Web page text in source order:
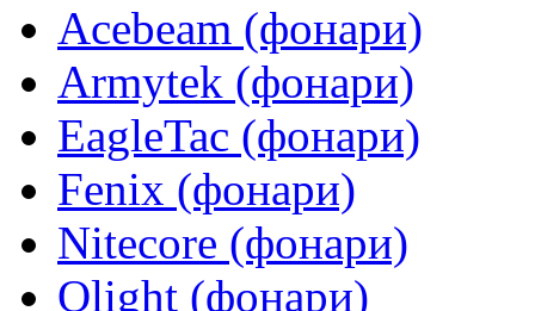
Acebeam (фонари)
Armytek (фонари)
EagleTac (фонари)
Fenix (фонари)
Nitecore (фонари)
Olight (фонари)